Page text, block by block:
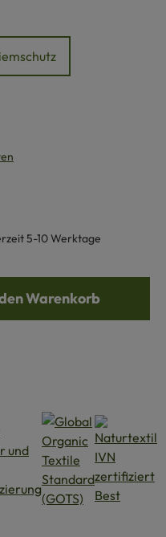
5-10 Werktage
gewünschten
Warenkorb